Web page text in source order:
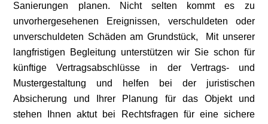
Sanierungen planen. Nicht selten kommt es zu
unvorhergesehenen Ereignissen, verschuldeten oder
unverschuldeten Schäden am Grundstück, Mit unserer
langfristigen Begleitung unterstützen wir Sie schon für
künftige Vertragsabschlüsse in der Vertrags- und
Mustergestaltung und helfen bei der juristischen
Absicherung und Ihrer Planung für das Objekt und
stehen Ihnen aktut bei Rechtsfragen für eine sichere